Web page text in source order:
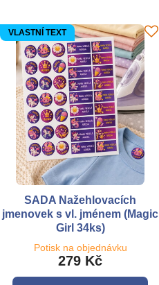
VLASTNÍ TEXT
SADA Nažehlovacích
jmenovek s vl. jménem (Magic
Girl 34ks)
Potisk na objednávku
279 Kč